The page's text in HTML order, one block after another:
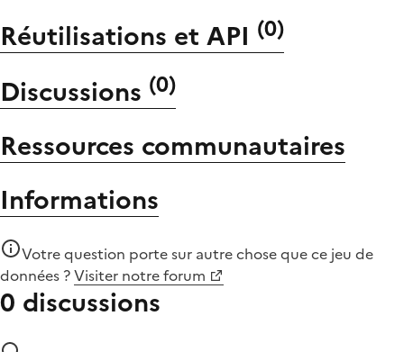
Réutilisations et API (0)
Discussions (0)
Ressources communautaires
Informations
Votre question porte sur autre chose quece jeu de
données ?Visiter notre forum
0 discussions